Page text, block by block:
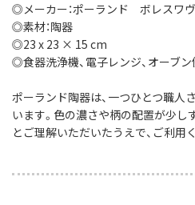
◎メーカー：ポーランド ボレスワヴ
◎素材：陶器
◎23 x 23 × 15 cm
◎食器洗浄機、電子レンジ、オーブン
ポーランド陶器は、一つひとつ職人
います。色の濃さや柄の配置が少し
とご理解いただいたうえで、ご利用